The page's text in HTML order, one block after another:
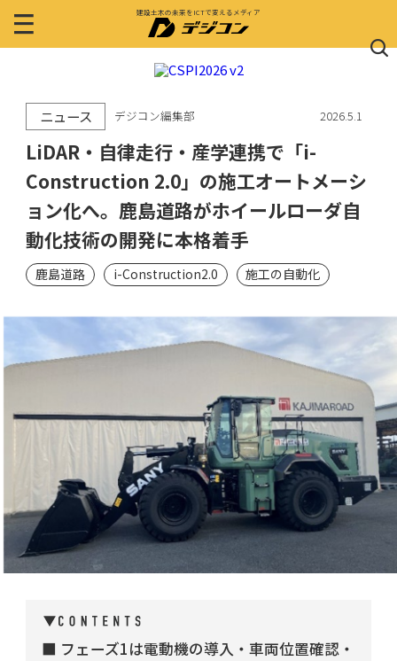
建設土木の未来をICTで変えるメディア
ニュース デジコン編集部 2026.5.1
LiDAR・自律走行・産学連携で「i-
Construction 2.0」の施工オートメーシ
ョン化へ。鹿島道路がホイールローダ自
動化技術の開発に本格着手
鹿島道路 i-Construction2.0 施工の自動化
フェーズ1は電動機の導入・車両位置確認・